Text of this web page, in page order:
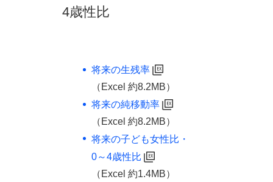
4歳性比
将来の生残率
（Excel 約8.2MB）
将来の純移動率
（Excel 約8.2MB）
将来の子ども女性比・
0～4歳性比
（Excel 約1.4MB）